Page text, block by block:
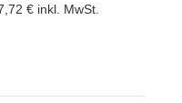
€ inkl. MwSt.